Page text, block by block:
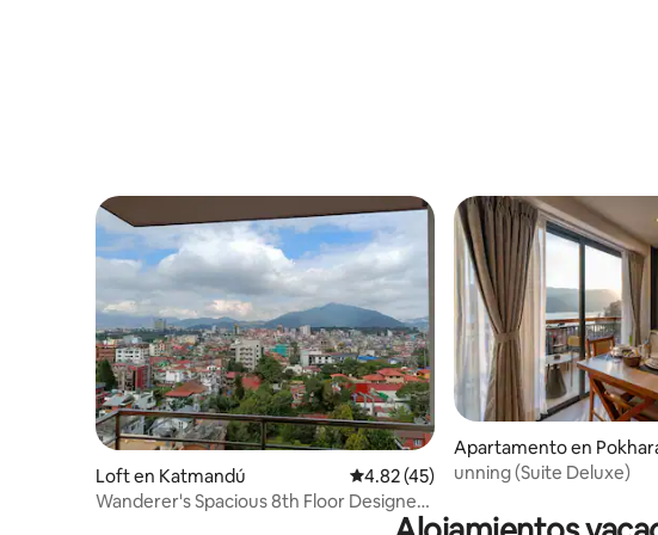
Loft en Katmandú Calificación promedio: 4.82 de 5, 45
4.82 (45)
Wanderer's Spacious 8th Floor Designer
Apartamento en
unning (Suite Deluxe)